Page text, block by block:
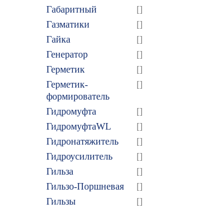
Габаритный
[]
Газматики
[]
Гайка
[]
Генератор
[]
Герметик
[]
Герметик-
формирователь
[]
Гидромуфта
[]
ГидромуфтаWL
[]
Гидронатяжитель
[]
Гидроусилитель
[]
Гильза
[]
Гильзо-Поршневая
[]
Гильзы
[]